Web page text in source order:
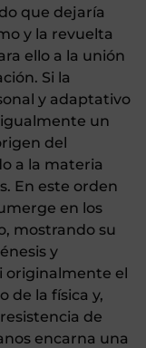
que dejaría
y la revuelta
ello a la unión
Si la
y adaptativo
igualmente un
del
a la materia
En este orden
en los
mostrando su
y
originalmente el
de la física y,
de
encarna una